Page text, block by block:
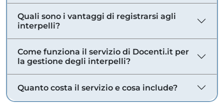
Quali sono i vantaggi di registrarsi agli
interpelli?
Come funziona il servizio di Docenti.it per
la gestione degli interpelli?
Quanto costa il servizio e cosa include?